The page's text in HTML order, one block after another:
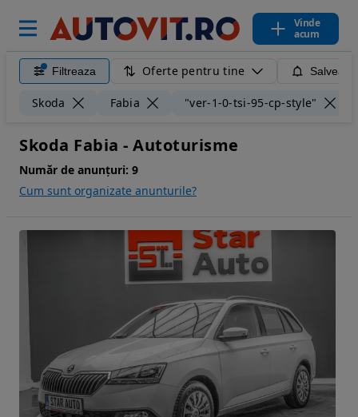
Vinde
acum
Filtreaza Oferte pentru tine
Skoda Fabia "ver-1-0-tsi-95-cp-style"
Skoda Fabia - Autoturisme
Număr de anunțuri: 9
Cum sunt organizate anunturile?